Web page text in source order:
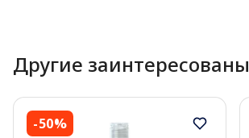
Другие заинтересованы
-50%